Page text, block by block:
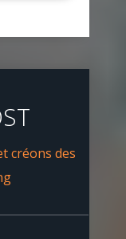
créons des